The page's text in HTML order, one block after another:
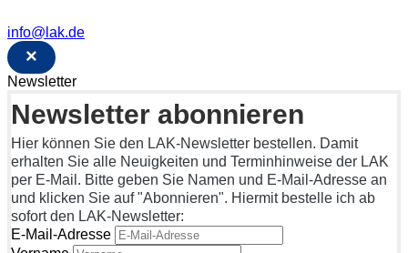
info@lak.de
×
Newsletter
Newsletter abonnieren
Hier können Sie den LAK-Newsletter bestellen. Damit
erhalten Sie alle Neuigkeiten und Terminhinweise der LAK
per E-Mail. Bitte geben Sie Namen und E-Mail-Adresse an
und klicken Sie auf "Abonnieren". Hiermit bestelle ich ab
sofort den LAK-Newsletter:
E-Mail-Adresse